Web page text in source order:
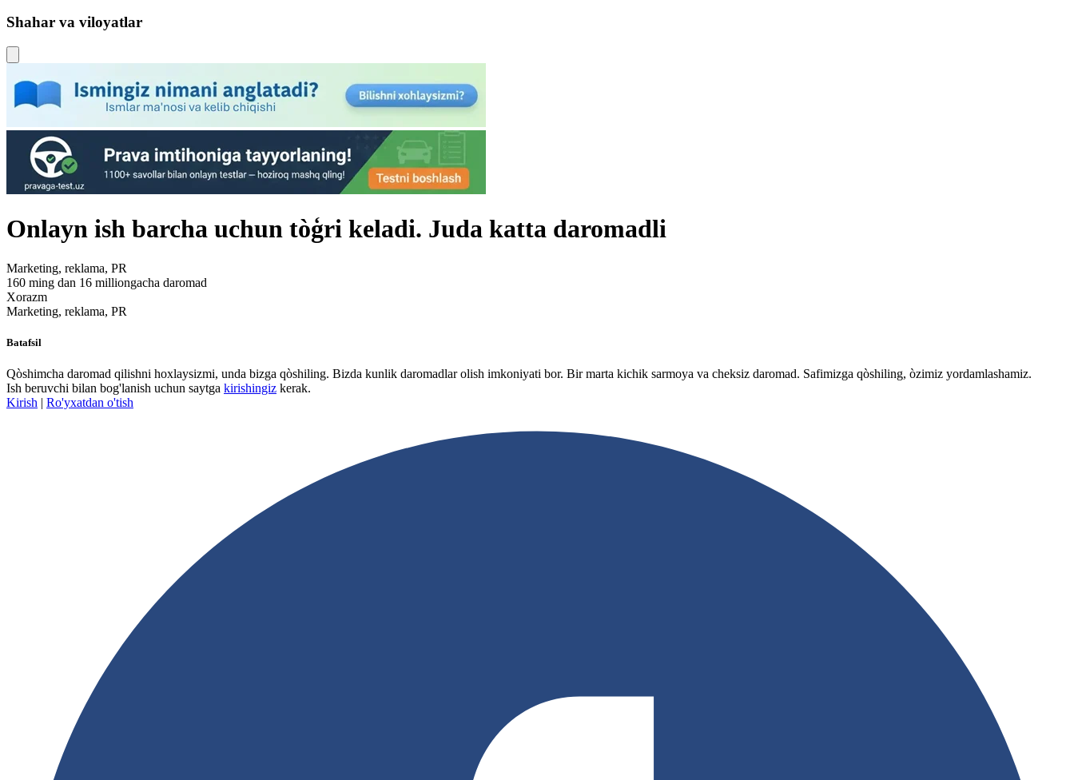
Shahar va viloyatlar
Onlayn ish barcha uchun tòģri keladi. Juda katta daromadli
Marketing, reklama, PR
160 ming dan 16 milliongacha daromad
Xorazm
Marketing, reklama, PR
Batafsil
Qòshimcha daromad qilishni hoxlaysizmi, unda bizga qòshiling. Bizda kunlik daromadlar olish imkoniyati bor. Bir marta kichik sarmoya va cheksiz daromad. Safimizga qòshiling, òzimiz yordamlashamiz.
Ish beruvchi bilan bog'lanish uchun saytga kirishingiz kerak.
Kirish | Ro'yxatdan o'tish